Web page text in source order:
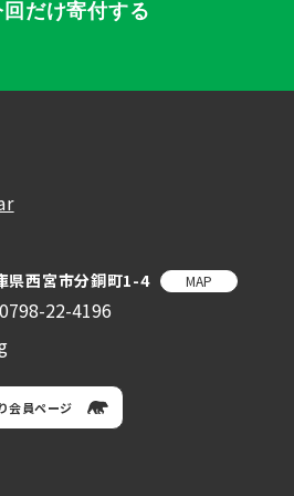
回だけ寄付する
県西宮市分銅町1-4 MAP
0798-22-4196
会員ページ